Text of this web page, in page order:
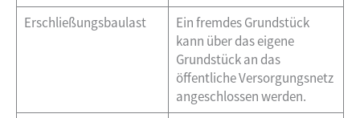
Erschließungsbaulast
Ein fremdes Grundstück
kann über das eigene
Grundstück an das
öffentliche Versorgungsnetz
angeschlossen werden.